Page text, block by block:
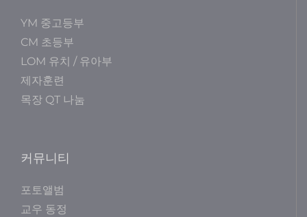
YM 중고등부
CM 초등부
LOM 유치 / 유아부
제자훈련
목장 QT 나눔
커뮤니티
포토앨범
교우 동정